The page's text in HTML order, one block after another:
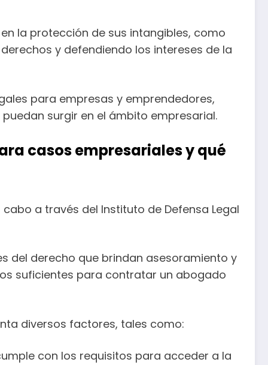
la protección de sus intangibles, como
y defendiendo los intereses de la
para empresas y emprendedores,
surgir en el ámbito empresarial.
casos empresariales y qué
a través del Instituto de Defensa Legal
del derecho que brindan asesoramiento y
suficientes para contratar un abogado
diversos factores, tales como:
con los requisitos para acceder a la